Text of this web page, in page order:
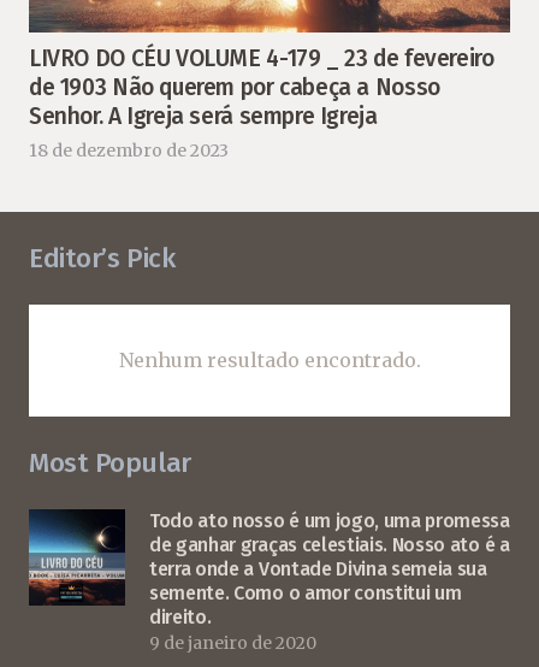
LIVRO DO CÉU VOLUME 4-179 _ 23 de fevereiro
de 1903 Não querem por cabeça a Nosso
Senhor. A Igreja será sempre Igreja
18 de dezembro de 2023
Editor’s Pick
Nenhum resultado encontrado.
Most Popular
Todo ato nosso é um jogo, uma promessa
de ganhar graças celestiais. Nosso ato é a
terra onde a Vontade Divina semeia sua
semente. Como o amor constitui um
direito.
9 de janeiro de 2020